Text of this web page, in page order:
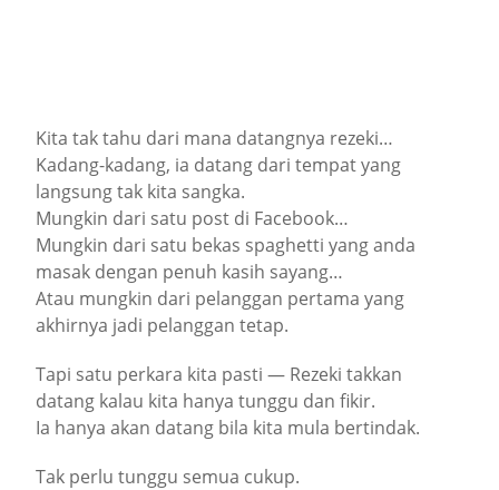
Kita tak tahu dari mana datangnya rezeki…
Kadang-kadang, ia datang dari tempat yang
langsung tak kita sangka.
Mungkin dari satu post di Facebook…
Mungkin dari satu bekas spaghetti yang anda
masak dengan penuh kasih sayang…
Atau mungkin dari pelanggan pertama yang
akhirnya jadi pelanggan tetap.
Tapi satu perkara kita pasti — Rezeki takkan
datang kalau kita hanya tunggu dan fikir.
Ia hanya akan datang bila kita mula bertindak.
Tak perlu tunggu semua cukup.